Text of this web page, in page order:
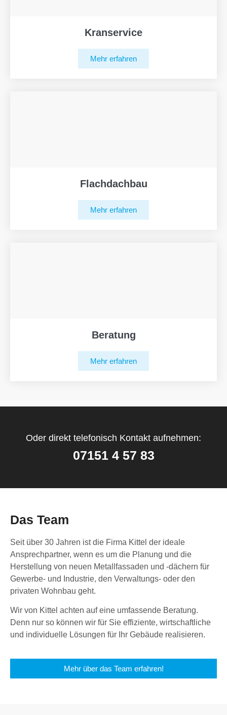
Kranservice
Mehr erfahren
Flachdachbau
Mehr erfahren
Beratung
Mehr erfahren
Oder direkt telefonisch Kontakt aufnehmen:
07151 4 57 83
Das Team
Seit über 30 Jahren ist die Firma Kittel der ideale
Ansprechpartner, wenn es um die Planung und die
Herstellung von neuen Metallfassaden und -dächern für
Gewerbe- und Industrie, den Verwaltungs- oder den
privaten Wohnbau geht.
Wir von Kittel achten auf eine umfassende Beratung.
Denn nur so können wir für Sie effiziente, wirtschaftliche
und individuelle Lösungen für Ihr Gebäude realisieren.
Mehr über das Team erfahren!